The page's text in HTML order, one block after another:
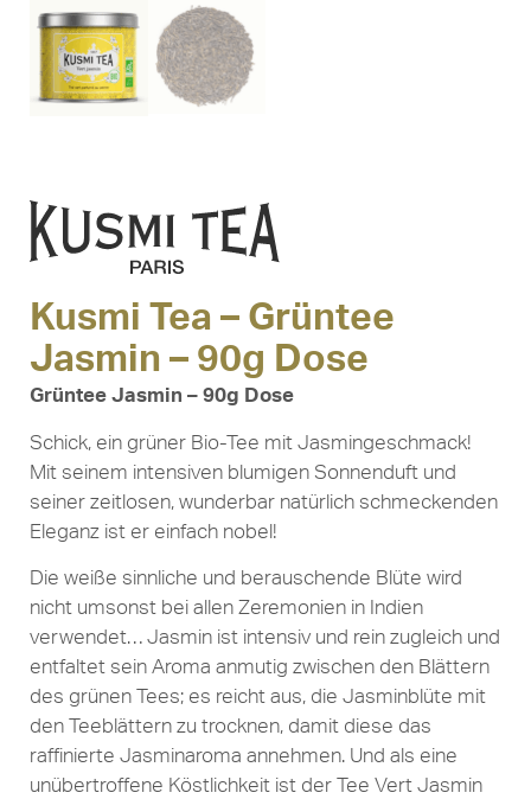
Kusmi Tea – Grüntee
Jasmin – 90g Dose
Grüntee Jasmin – 90g Dose
Schick, ein grüner Bio-Tee mit Jasmingeschmack!
Mit seinem intensiven blumigen Sonnenduft und
seiner zeitlosen, wunderbar natürlich schmeckenden
Eleganz ist er einfach nobel!
Die weiße sinnliche und berauschende Blüte wird
nicht umsonst bei allen Zeremonien in Indien
verwendet… Jasmin ist intensiv und rein zugleich und
entfaltet sein Aroma anmutig zwischen den Blättern
des grünen Tees; es reicht aus, die Jasminblüte mit
den Teeblättern zu trocknen, damit diese das
raffinierte Jasminaroma annehmen. Und als eine
unübertroffene Köstlichkeit ist der Tee Vert Jasmin